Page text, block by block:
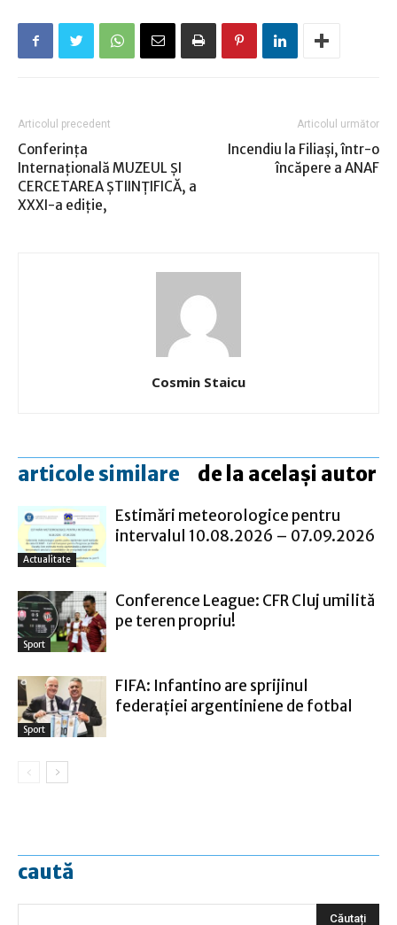
Articolul precedent
Conferinţa
Internaţională MUZEUL ŞI
CERCETAREA ŞTIINŢIFICĂ, a
XXXI-a ediţie,
Articolul următor
Incendiu la Filiaşi, într-o
încăpere a ANAF
Cosmin Staicu
articole similare de la același autor
Actualitate
Estimări meteorologice pentru
intervalul 10.08.2026 – 07.09.2026
Sport
Conference League: CFR Cluj umilită
pe teren propriu!
Sport
FIFA: Infantino are sprijinul
federaţiei argentiniene de fotbal
caută